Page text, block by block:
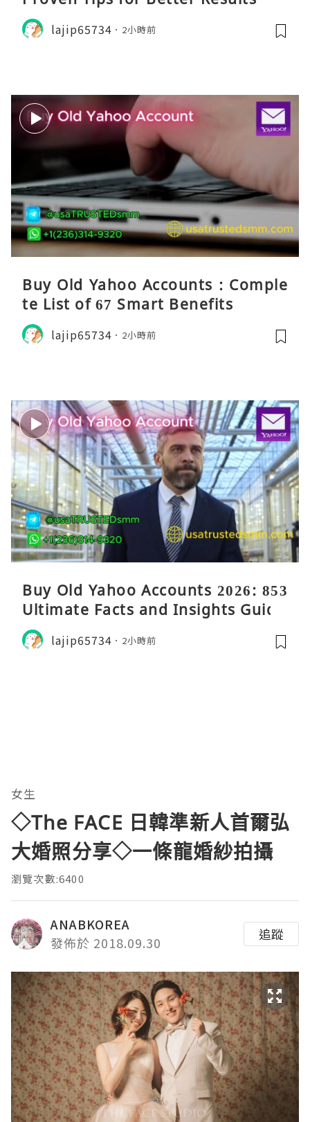
lajip65734 2小時前
Buy Old Yahoo Accounts : Comple
te List of 67 Smart Benefits
lajip65734 2小時前
Buy Old Yahoo Accounts 2026: 853
Ultimate Facts and Insights Guide
lajip65734 2小時前
女生
◇The FACE 日韓準新人首爾弘
大婚照分享◇一條龍婚紗拍攝
瀏覽次數:6400
ANABKOREA
發佈於 2018.09.30
追蹤